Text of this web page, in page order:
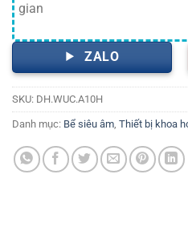
gian
ZALO
SKU: DH.WUC.A10H
Danh mục: Bể siêu âm Thiết bị khoa